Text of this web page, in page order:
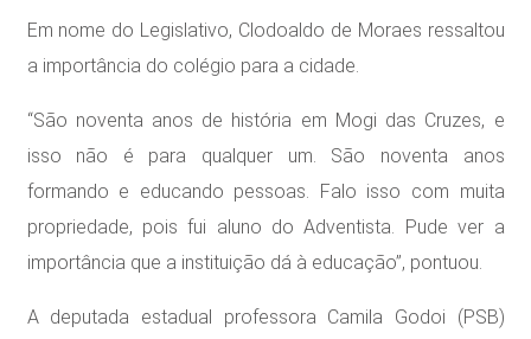
Em nome do Legislativo, Clodoaldo de Moraes ressaltou
a importância do colégio para a cidade.
“São noventa anos de história em Mogi das Cruzes, e
isso não é para qualquer um. São noventa anos
formando e educando pessoas. Falo isso com muita
propriedade, pois fui aluno do Adventista. Pude ver a
importância que a instituição dá à educação”, pontuou.
A deputada estadual professora Camila Godoi (PSB)